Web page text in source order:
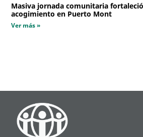
Masiva jornada comunitaria
acogimiento en Puerto Mont
Ver más »